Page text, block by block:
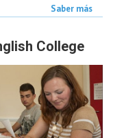
Saber más
College